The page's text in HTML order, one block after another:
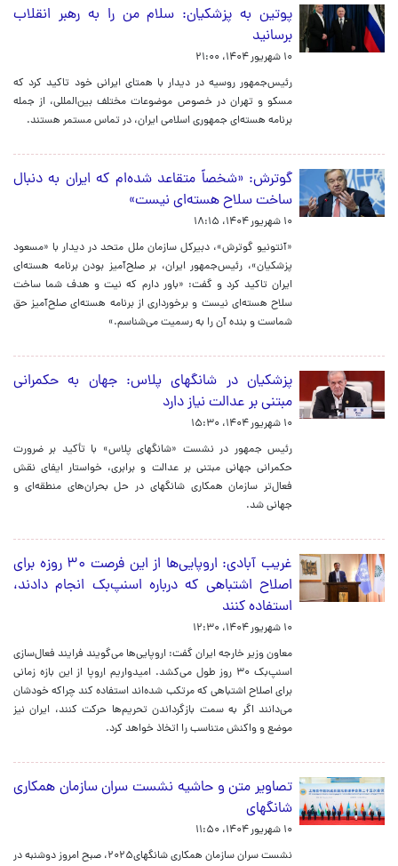
پوتین به پزشکیان: سلام من را به رهبر انقلاب
برسانید
۱۰ شهریور ۱۴۰۴، ۲۱:۰۰
رئیس‌جمهور روسیه در دیدار با همتای ایرانی خود تاکید کرد که
مسکو و تهران در خصوص موضوعات مختلف بین‌المللی، از جمله
برنامه هسته‌ای جمهوری اسلامی ایران، در تماس مستمر هستند.
گوترش: «شخصاً متقاعد شده‌ام که ایران به دنبال
ساخت سلاح هسته‌ای نیست»
۱۰ شهریور ۱۴۰۴، ۱۸:۱۵
«آنتونیو گوترش»، دبیرکل سازمان ملل متحد در دیدار با «مسعود
پزشکیان»، رئیس‌جمهور ایران، بر صلح‌آمیز بودن برنامه هسته‌ای
ایران تاکید کرد و گفت: «باور دارم که نیت و هدف شما ساخت
سلاح هسته‌ای نیست و برخورداری از برنامه هسته‌ای صلح‌آمیز حق
شماست و بنده آن را به رسمیت می‌شناسم.»
پزشکیان در شانگهای پلاس: جهان به حکمرانی
مبتنی بر عدالت نیاز دارد
۱۰ شهریور ۱۴۰۴، ۱۵:۳۰
رئیس جمهور در نشست «شانگهای پلاس» با تأکید بر ضرورت
حکمرانی جهانی مبتنی بر عدالت و برابری، خواستار ایفای نقش
فعال‌تر سازمان همکاری شانگهای در حل بحران‌های منطقه‌ای و
جهانی شد.
غریب‌ آبادی: اروپایی‌ها از این فرصت ۳۰ روزه برای
اصلاح اشتباهی که درباره اسنپ‌بک انجام دادند،
استفاده کنند
۱۰ شهریور ۱۴۰۴، ۱۲:۳۰
معاون وزیر خارجه ایران گفت: اروپایی‌ها می‌گویند فرایند فعال‌سازی
اسنپ‌بک ۳۰ روز طول می‌کشد. امیدواریم اروپا از این بازه زمانی
برای اصلاح اشتباهی که مرتکب شده‌اند استفاده کند چراکه خودشان
می‌دانند اگر به سمت بازگرداندن تحریم‌ها حرکت کنند، ایران نیز
موضع و واکنش متناسب را اتخاذ خواهد کرد.
تصاویر متن و حاشیه نشست سران سازمان همکاری
شانگهای
۱۰ شهریور ۱۴۰۴، ۱۱:۵۰
نشست سران سازمان همکاری شانگهای۲۰۲۵، صبح امروز دوشنبه در